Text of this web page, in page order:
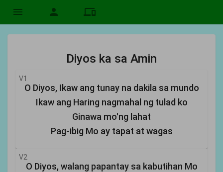
menu person devices
Diyos ka sa Amin
V1
O Diyos, Ikaw ang tunay na dakila sa mundo
Ikaw ang Haring nagmahal ng tulad ko
Ginawa mo'ng lahat
Pag-ibig Mo ay tapat at wagas
V2
O Diyos, walang papantay sa kabutihan Mo